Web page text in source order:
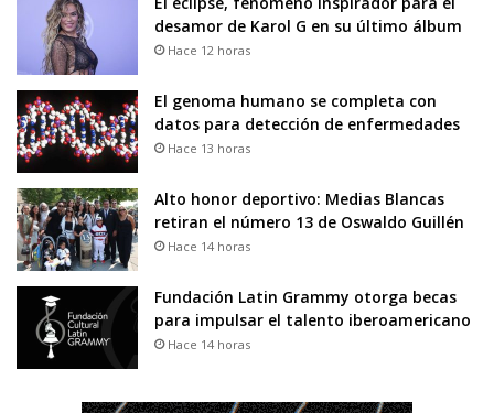
desamor de Karol G en su último álbum
Hace 12 horas
El genoma humano se completa con
datos para detección de enfermedades
Hace 13 horas
Alto honor deportivo: Medias Blancas
retiran el número 13 de Oswaldo Guillén
Hace 14 horas
Fundación Latin Grammy otorga becas
para impulsar el talento iberoamericano
Hace 14 horas